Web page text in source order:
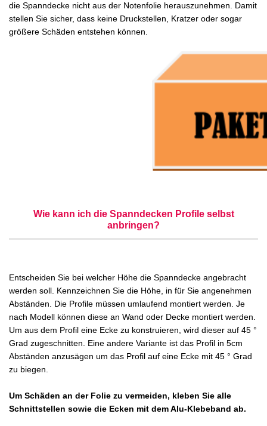
die Spanndecke nicht aus der Notenfolie herauszunehmen. Damit
stellen Sie sicher, dass keine Druckstellen, Kratzer oder sogar
größere Schäden entstehen können.
Wie kann ich die Spanndecken Profile selbst
anbringen?
Entscheiden Sie bei welcher Höhe die Spanndecke angebracht
werden soll. Kennzeichnen Sie die Höhe, in für Sie angenehmen
Abständen. Die Profile müssen umlaufend montiert werden. Je
nach Modell können diese an Wand oder Decke montiert werden.
Um aus dem Profil eine Ecke zu konstruieren, wird dieser auf 45 °
Grad zugeschnitten. Eine andere Variante ist das Profil in 5cm
Abständen anzusägen um das Profil auf eine Ecke mit 45 ° Grad
zu biegen.
Um Schäden an der Folie zu vermeiden, kleben Sie alle
Schnittstellen sowie die Ecken mit dem Alu-Klebeband ab.